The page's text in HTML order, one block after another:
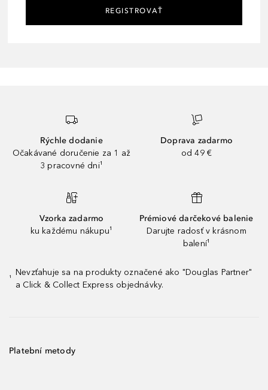
REGISTROVAŤ
Rýchle dodanie
Očakávané doručenie za 1 až
3 pracovné dni¹
Doprava zadarmo
od 49 €
Vzorka zadarmo
ku každému nákupu¹
Prémiové darčekové balenie
Darujte radosť v krásnom
balení¹
¹
Nevzťahuje sa na produkty označené ako "Douglas Partner"
a Click & Collect Express objednávky.
Platební metody